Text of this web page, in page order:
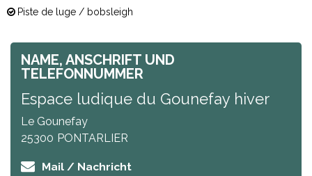
Piste de luge / bobsleigh
NAME, ANSCHRIFT UND
TELEFONNUMMER
Espace ludique du Gounefay hiver
Le Gounefay
25300 PONTARLIER
Mail / Nachricht